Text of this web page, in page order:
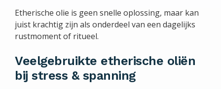
Etherische olie is geen snelle oplossing, maar kan
juist krachtig zijn als onderdeel van een dagelijks
rustmoment of ritueel.
Veelgebruikte etherische oliën
bij stress & spanning